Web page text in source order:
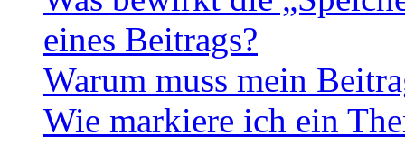
eines Beitrags?
Warum muss mein
Wie markiere ich ein